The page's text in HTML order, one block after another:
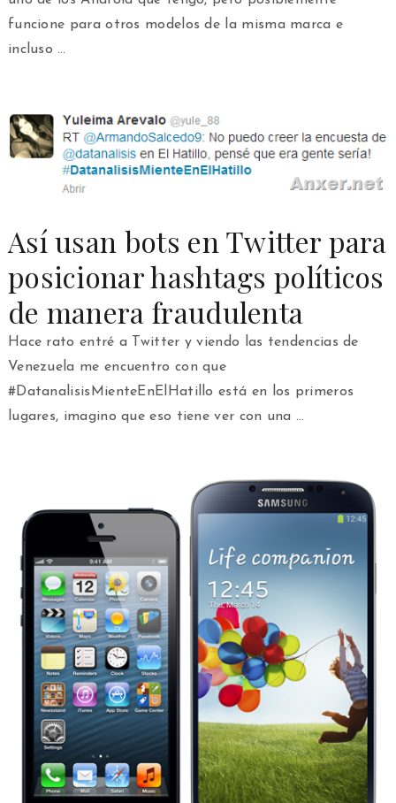
funcione para otros modelos de la misma marca e
incluso …
Así usan bots en Twitter para
posicionar hashtags políticos
de manera fraudulenta
Hace rato entré a Twitter y viendo las tendencias de
Venezuela me encuentro con que
#DatanalisisMienteEnElHatillo está en los primeros
lugares, imagino que eso tiene ver con una …